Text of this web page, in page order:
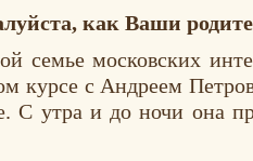
как Ваши
семье московских
курсе с Андреем
С утра и до ночи она